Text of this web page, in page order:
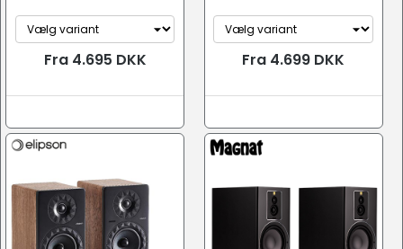
Fra 4.695 DKK Fra 4.699 DKK